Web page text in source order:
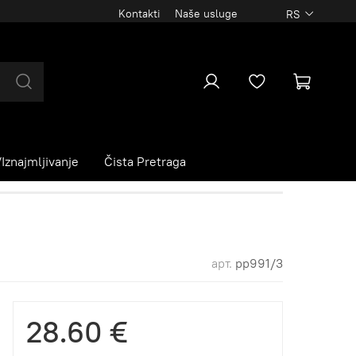
Kontakti Naše usluge RS
Čista Pretraga
арт. pp991/3
28.60 €